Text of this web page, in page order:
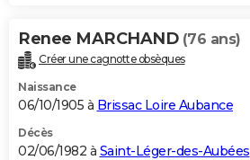
Renee MARCHAND (76 ans)
Créer une cagnotte obsèques
Naissance
06/10/1905 à Brissac Loire Aubance
Décès
02/06/1982 à Saint-Léger-des-Aubées